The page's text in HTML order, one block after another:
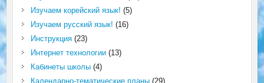
Изучаем корейский язык! (5)
Изучаем русский язык! (16)
Инструкция(23)
Интернет технологии(13)
Кабинеты школы(4)
Календарно-тематические планы(29)